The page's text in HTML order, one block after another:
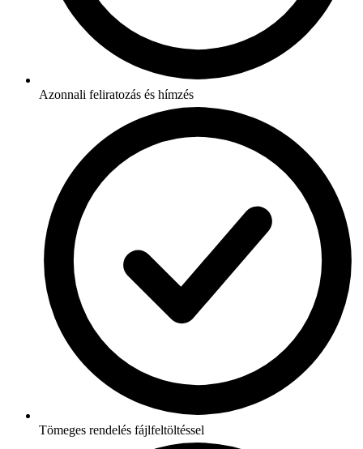
Azonnali feliratozás és hímzés
Tömeges rendelés fájlfeltöltéssel